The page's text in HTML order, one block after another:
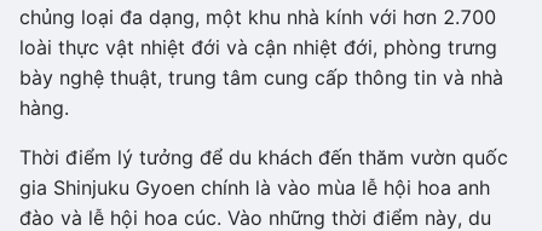
chủng loại đa dạng, một khu nhà kính với hơn 2.700
loài thực vật nhiệt đới và cận nhiệt đới, phòng trưng
bày nghệ thuật, trung tâm cung cấp thông tin và nhà
hàng.
Thời điểm lý tưởng để du khách đến thăm vườn quốc
gia Shinjuku Gyoen chính là vào mùa lễ hội hoa anh
đào và lễ hội hoa cúc. Vào những thời điểm này, du